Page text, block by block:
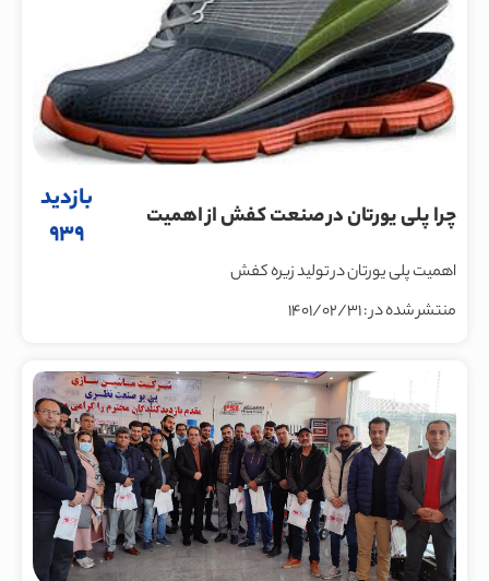
چرا پلی یورتان در صنعت کفش از اهمیت
بازدید
939
اهمیت پلی یورتان در تولید زیره کفش
منتشر شده در : 1401/02/31